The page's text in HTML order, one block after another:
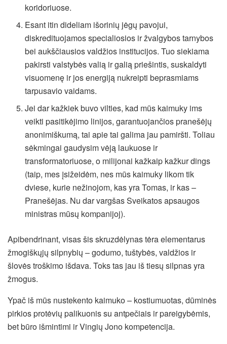
koridoriuose.
Esant itin dideliam išorinių jėgų pavojui,
diskredituojamos specialiosios ir žvalgybos tarnybos
bei aukščiausios valdžios institucijos. Tuo siekiama
pakirsti valstybės valią ir galią priešintis, suskaldyti
visuomenę ir jos energiją nukreipti beprasmiams
tarpusavio vaidams.
Jei dar kažkiek buvo vilties, kad mūs kaimuky ims
veikti pasitikėjimo linijos, garantuojančios pranešėjų
anonimiškumą, tai apie tai galima jau pamiršti. Toliau
sėkmingai gaudysim vėją laukuose ir
transformatoriuose, o milijonai kažkaip kažkur dings
(taip, mes įsižeidėm, nes mūs kaimuky likom tik
dviese, kurie nežinojom, kas yra Tomas, ir kas –
Pranešėjas. Nu dar vargšas Sveikatos apsaugos
ministras mūsų kompanijoj).
Apibendrinant, visas šis skruzdėlynas tėra elementarus
žmogiškųjų silpnybių – godumo, tuštybės, valdžios ir
šlovės troškimo išdava. Toks tas jau iš tiesų silpnas yra
žmogus.
Ypač iš mūs nustekento kaimuko – kostiumuotas, dūminės
pirkios protėvių palikuonis su antpečiais ir pareigybėmis,
bet būro išmintimi ir Vingių Jono kompetencija.